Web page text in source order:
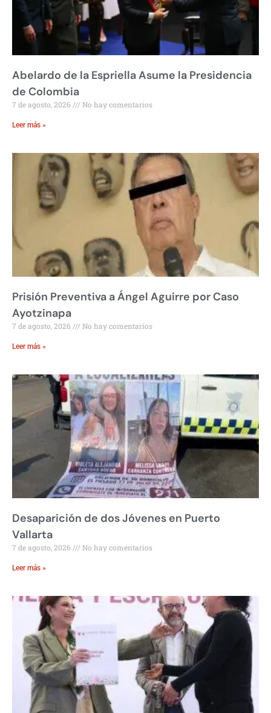
Abelardo de la Espriella Asume la Presidencia
de Colombia
7 de agosto, 2026 No hay comentarios
Leer más »
Prisión Preventiva a Ángel Aguirre por Caso
Ayotzinapa
7 de agosto, 2026 No hay comentarios
Leer más »
Desaparición de dos Jóvenes en Puerto
Vallarta
7 de agosto, 2026 No hay comentarios
Leer más »